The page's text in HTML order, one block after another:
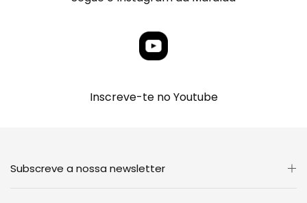
Inscreve-te no Youtube
Subscreve a nossa newsletter